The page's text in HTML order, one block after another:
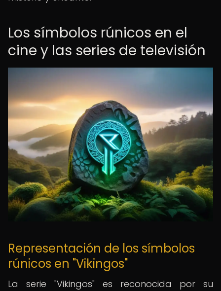
Los símbolos rúnicos en el
cine y las series de televisión
Representación de los símbolos
rúnicos en "Vikingos"
La serie "Vikingos" es reconocida por su